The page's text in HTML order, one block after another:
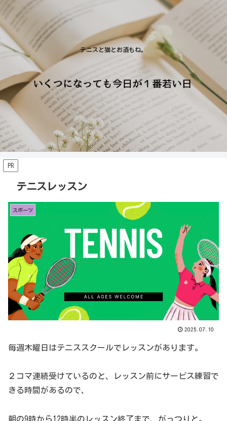
テニスと猫とお酒もね。
PR
テニスレッスン
スポーツ
2025.07.10
毎週木曜日はテニススクールでレッスンがあります。
２コマ連続受けているのと、レッスン前にサービス練習で
きる時間があるので、
朝の9時から12時半のレッスン終了まで、がっつりと。